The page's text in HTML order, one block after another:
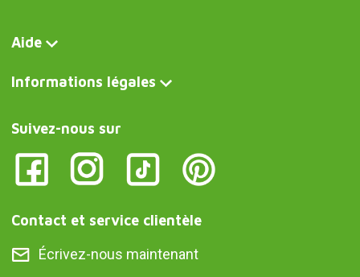
Aide
Informations légales
Suivez-nous sur
Contact et service clientèle
Écrivez-nous maintenant